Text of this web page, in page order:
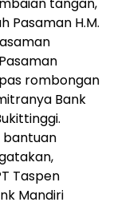
Pasaman H.M.
rombongan
Bank
bantuan
Taspen
Mandiri